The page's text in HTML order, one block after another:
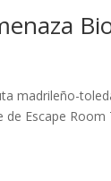
madrileño-
de Escape